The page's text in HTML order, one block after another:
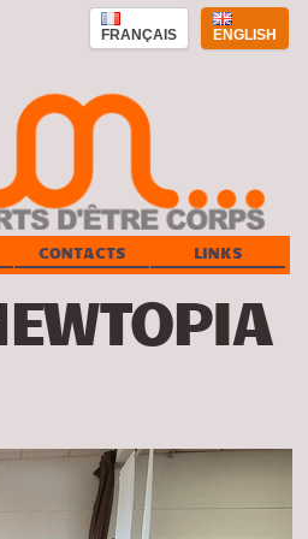
FRANÇAIS ENGLISH
CONTACTS LINKS